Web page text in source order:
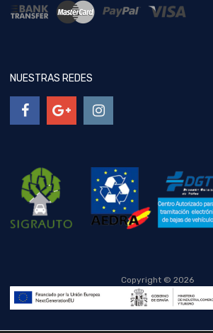
NUESTRAS REDES
Copyright © 2026